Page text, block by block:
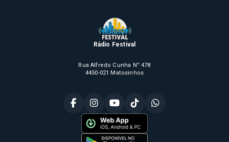
Rádio Festival
Rua Alfredo Cunha N° 478
4450-021 Matosinhos